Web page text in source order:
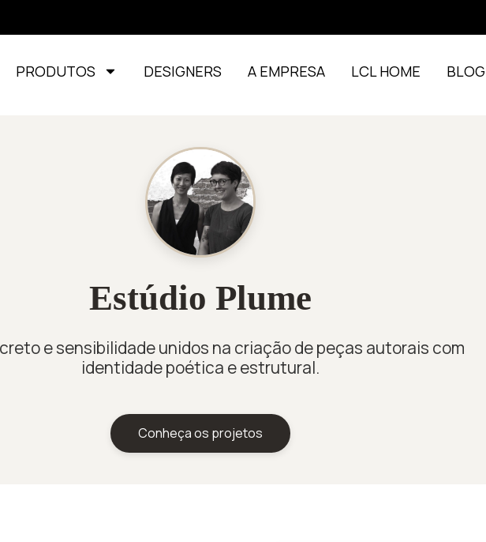
PRODUTOS DESIGNERS A EMPRESA LCL HOME BLOG
Estúdio Plume
e sensibilidade unidos na criação de peças autorais com
identidade poética e estrutural.
Conheça os projetos